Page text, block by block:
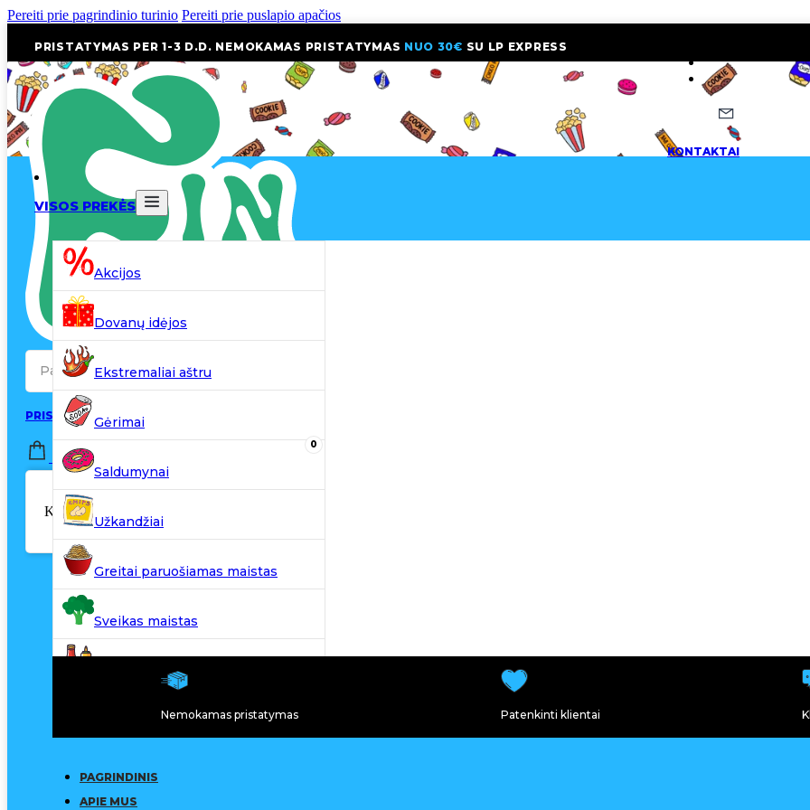
Pereiti prie pagrindinio turinio Pereiti prie puslapio apačios
PRISTATYMAS PER 1-3 D.D. NEMOKAMAS PRISTATYMAS NUO 30€ SU LP EXPRESS
KONTAKTAI
Search
PRISIJUNGTI / REGISTRUOTIS
0,00€
Krepšelyje nėra produktų.
0
VISOS PREKĖS
Akcijos
Dovanų idėjos
Ekstremaliai aštru
Gėrimai
Saldumynai
Užkandžiai
Greitai paruošiamas maistas
Sveikas maistas
Kiti produktai
Nemokamas pristatymas Patenkinti klientai
PAGRINDINIS
APIE MUS